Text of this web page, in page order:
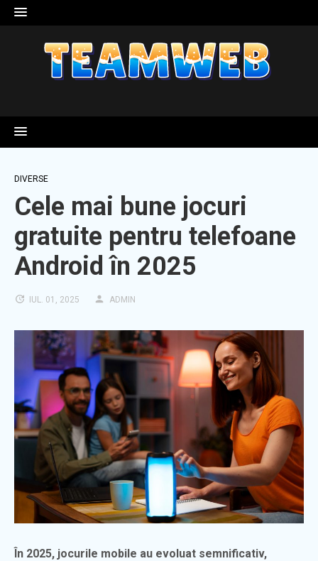
Skip
to
DIVERSE
Cele mai bune jocuri
gratuite pentru telefoane
Android în 2025
IUL. 01, 2025 ADMIN
În 2025, jocurile mobile au evoluat semnificativ,